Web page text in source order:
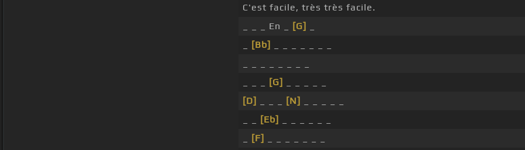
C'est facile, très très facile.
_ _ _ En _
[G]
[Bb]
[G]
[D]
[N]
[Eb]
[F]